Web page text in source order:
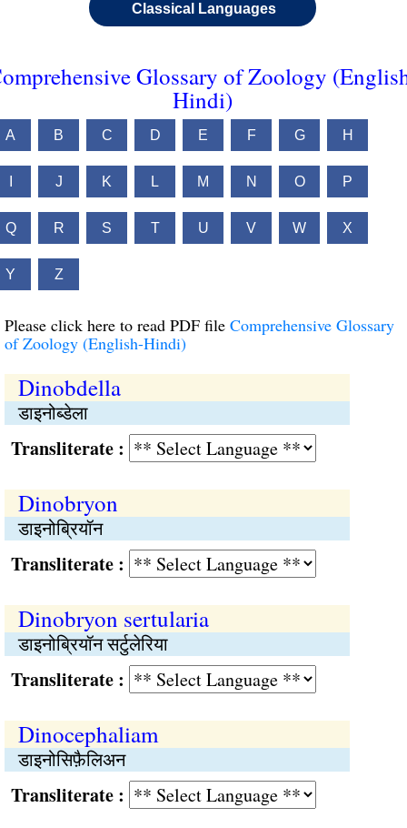
Classical Languages
Glossary of Zoology
Hindi)
A B C D E F G H
J K L M N O P
Q R S T U V W X
Y Z
Please click here to read PDF file Comprehensive Glossary
of Zoology (English-Hindi)
Dinobdella
डाइनोब्डेला
:
Dinobryon
डाइनोब्रियॉन
:
Dinobryon sertularia
डाइनोब्रियॉन सर्टुलेरिया
:
Dinocephaliam
डाइनोसिफ़ैलिअन
: